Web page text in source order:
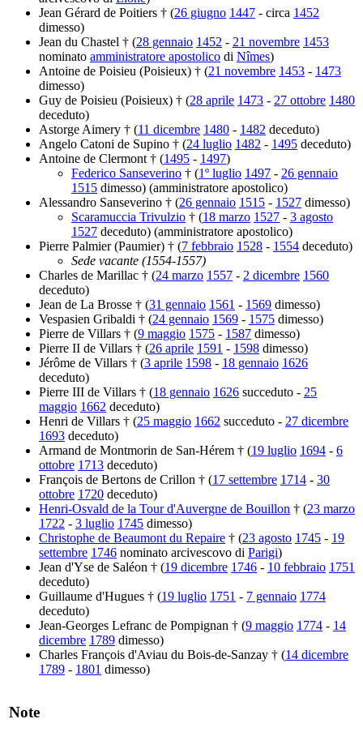
Jean Gérard de Poitiers † (26 giugno 1447 - circa 1452
dimesso)
Jean du Chastel † (28 gennaio 1452 - 21 novembre 1453
nominato amministratore apostolico di Nîmes)
Antoine de Poisieu (Poisieux) † (21 novembre 1453 - 1473
dimesso)
Guy de Poisieu (Poisieux) † (28 aprile 1473 - 27 ottobre 1480
deceduto)
Astorge Aimery † (11 dicembre 1480 - 1482 deceduto)
Angelo Catoni de Supino † (24 luglio 1482 - 1495 deceduto)
Antoine de Clermont † (1495 - 1497)
Federico Sanseverino † (1º luglio 1497 - 26 gennaio
1515 dimesso) (amministratore apostolico)
Alessandro Sanseverino † (26 gennaio 1515 - 1527 dimesso)
Scaramuccia Trivulzio † (18 marzo 1527 - 3 agosto
1527 deceduto) (amministratore apostolico)
Pierre Palmier (Paumier) † (7 febbraio 1528 - 1554 deceduto)
Sede vacante (1554-1557)
Charles de Marillac † (24 marzo 1557 - 2 dicembre 1560
deceduto)
Jean de La Brosse † (31 gennaio 1561 - 1569 dimesso)
Vespasien Gribaldi † (24 gennaio 1569 - 1575 dimesso)
Pierre de Villars † (9 maggio 1575 - 1587 dimesso)
Pierre II de Villars † (26 aprile 1591 - 1598 dimesso)
Jérôme de Villars † (3 aprile 1598 - 18 gennaio 1626
deceduto)
Pierre III de Villars † (18 gennaio 1626 succeduto - 25
maggio 1662 deceduto)
Henri de Villars † (25 maggio 1662 succeduto - 27 dicembre
1693 deceduto)
Armand de Montmorin de San-Hérem † (19 luglio 1694 - 6
ottobre 1713 deceduto)
François de Bertons de Crillon † (17 settembre 1714 - 30
ottobre 1720 deceduto)
Henri-Osvald de la Tour d'Auvergne de Bouillon † (23 marzo
1722 - 3 luglio 1745 dimesso)
Christophe de Beaumont du Repaire † (23 agosto 1745 - 19
settembre 1746 nominato arcivescovo di Parigi)
Jean d'Yse de Saléon † (19 dicembre 1746 - 10 febbraio 1751
deceduto)
Guillaume d'Hugues † (19 luglio 1751 - 7 gennaio 1774
deceduto)
Jean-Georges Lefranc de Pompignan † (9 maggio 1774 - 14
dicembre 1789 dimesso)
Charles François d'Aviau du Bois-de-Sanzay † (14 dicembre
1789 - 1801 dimesso)
Note